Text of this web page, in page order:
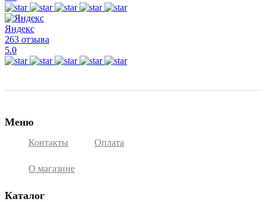
Яндекс
263 отзыва
5.0
Меню
Контакты Оплата
О магазине
Каталог